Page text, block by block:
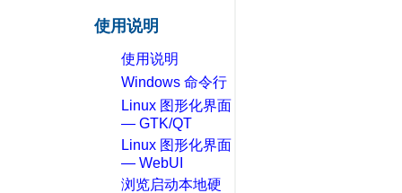
使用说明
使用说明
Windows 命令行
Linux 图形化界面
— GTK/QT
Linux 图形化界面
— WebUI
浏览启动本地硬